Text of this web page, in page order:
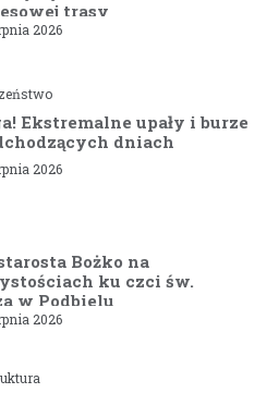
trasy
2026
Ekstremalne upały i burze
dniach
2026
Bożko na
ku czci św.
w Podbielu
2026